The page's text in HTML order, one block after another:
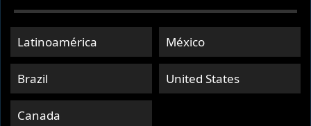
Latinoamérica México
Brazil United States
Canada